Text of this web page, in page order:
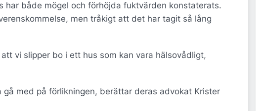
har både mögel och förhöjda fuktvärden konstaterats.
men tråkigt att det har tagit så lång
vi slipper bo i ett hus som kan vara hälsovådligt,
med på förlikningen, berättar deras advokat Krister